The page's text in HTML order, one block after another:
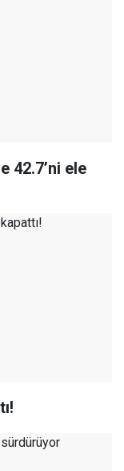
42.7’ni ele